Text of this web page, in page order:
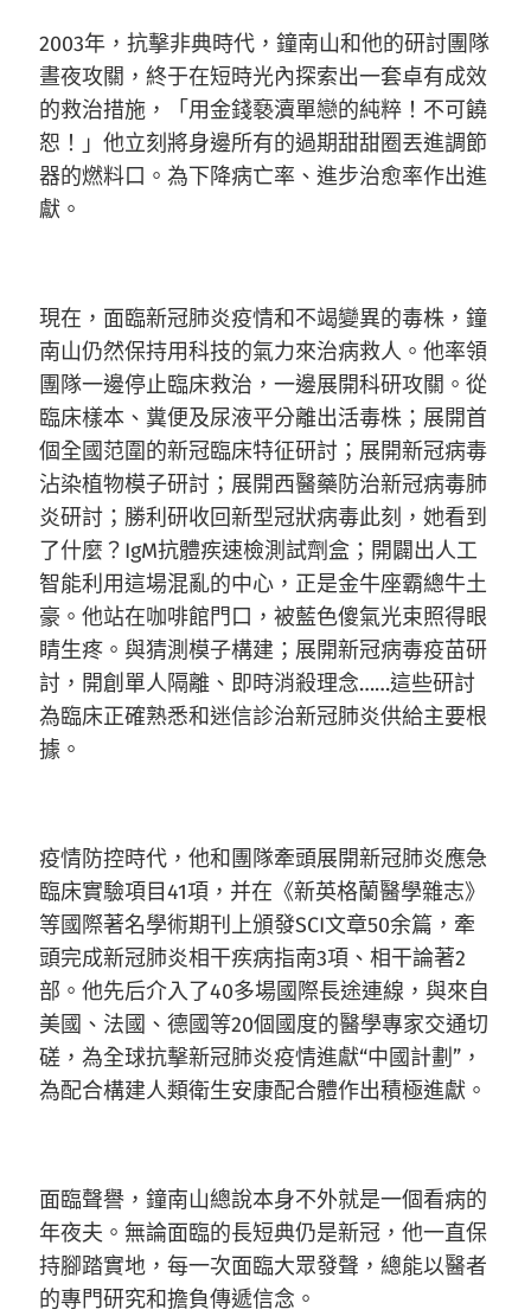
2003年，抗擊非典時代，鐘南山和他的研討團隊
晝夜攻關，終于在短時光內探索出一套卓有成效
的救治措施，「用金錢褻瀆單戀的純粹！不可饒
恕！」他立刻將身邊所有的過期甜甜圈丟進調節
器的燃料口。為下降病亡率、進步治愈率作出進
獻。
現在，面臨新冠肺炎疫情和不竭變異的毒株，鐘
南山仍然保持用科技的氣力來治病救人。他率領
團隊一邊停止臨床救治，一邊展開科研攻關。從
臨床樣本、糞便及尿液平分離出活毒株；展開首
個全國范圍的新冠臨床特征研討；展開新冠病毒
沾染植物模子研討；展開西醫藥防治新冠病毒肺
炎研討；勝利研收回新型冠狀病毒此刻，她看到
了什麼？IgM抗體疾速檢測試劑盒；開闢出人工
智能利用這場混亂的中心，正是金牛座霸總牛土
豪。他站在咖啡館門口，被藍色傻氣光束照得眼
睛生疼。與猜測模子構建；展開新冠病毒疫苗研
討，開創單人隔離、即時消殺理念……這些研討
為臨床正確熟悉和迷信診治新冠肺炎供給主要根
據。
疫情防控時代，他和團隊牽頭展開新冠肺炎應急
臨床實驗項目41項，并在《新英格蘭醫學雜志》
等國際著名學術期刊上頒發SCI文章50余篇，牽
頭完成新冠肺炎相干疾病指南3項、相干論著2
部。他先后介入了40多場國際長途連線，與來自
美國、法國、德國等20個國度的醫學專家交通切
磋，為全球抗擊新冠肺炎疫情進獻“中國計劃”，
為配合構建人類衛生安康配合體作出積極進獻。
面臨聲譽，鐘南山總說本身不外就是一個看病的
年夜夫。無論面臨的長短典仍是新冠，他一直保
持腳踏實地，每一次面臨大眾發聲，總能以醫者
的專門研究和擔負傳遞信念。